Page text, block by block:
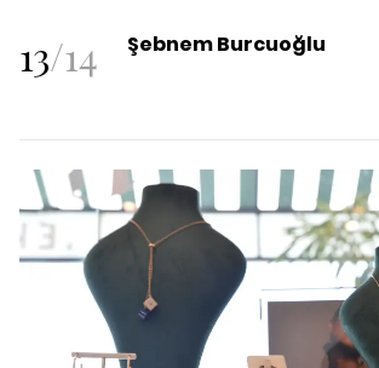
13/14 Şebnem Burcuoğlu